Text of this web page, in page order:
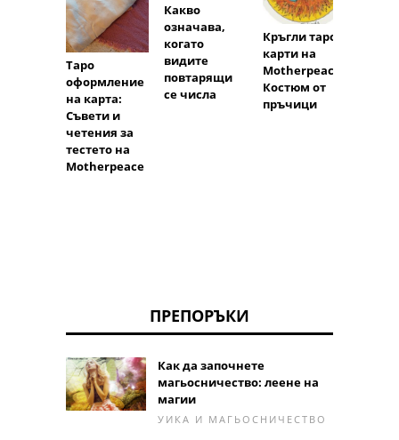
Таро
оформление
на карта:
Съвети и
четения за
тестето на
Motherpeace
Какво
означава,
когато
видите
повтарящи
се числа
Кръгли таро
карти на
Motherpeace
Костюм от
пръчици
ПРЕПОРЪКИ
Как да започнете
магьосничество: леене на
магии
УИКА И МАГЬОСНИЧЕСТВО